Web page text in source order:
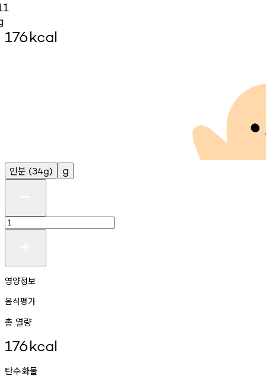
176kcal
인분 (34g) g
영양정보
음식평가
총 열량
176kcal
탄수화물